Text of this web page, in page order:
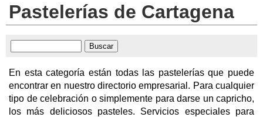
Pastelerías de Cartagena
En esta categoría están todas las pastelerías que puede
encontrar en nuestro directorio empresarial. Para cualquier
tipo de celebración o simplemente para darse un capricho,
los más deliciosos pasteles. Servicios especiales para